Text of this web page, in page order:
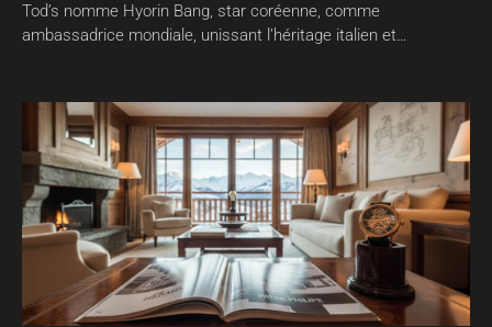
Tod’s nomme Hyorin Bang, star coréenne, comme
ambassadrice mondiale, unissant l’héritage italien et…